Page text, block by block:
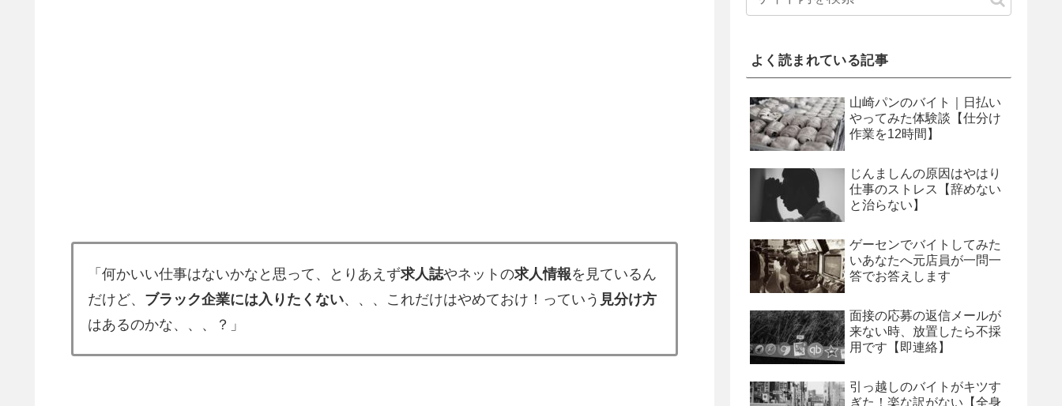
「何かいい仕事はないかなと思って、とりあえず求人誌やネットの求人情報を見ているん
だけど、 ブラック企業には入りたくない、、、これだけはやめておけ！っていう 見分け方
はあるのかな、、、？」
よく読まれている記事
山崎パンのバイト｜日払い
やってみた体験談【仕分け
作業を12時間】
じんましんの原因はやはり
仕事のストレス【辞めない
と治らない】
ゲーセンでバイトしてみた
いあなたへ元店員が一問一
答でお答えします
面接の応募の返信メールが
来ない時、放置したら不採
用です【即連絡】
引っ越しのバイトがキツす
ぎた！楽な訳がない【全身